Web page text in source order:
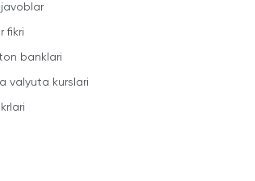
fikri
banklari
valyuta kurslari